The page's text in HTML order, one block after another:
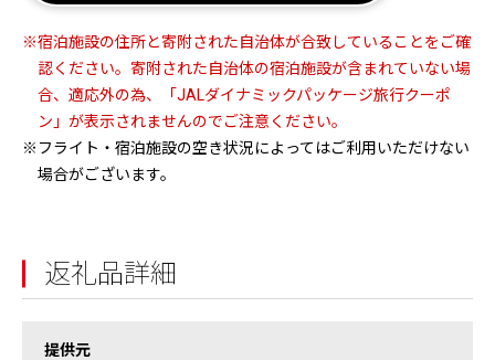
※宿泊施設の住所と寄附された自治体が合致していることをご確
認ください。寄附された自治体の宿泊施設が含まれていない場
合、適応外の為、「JALダイナミックパッケージ旅行クーポ
ン」が表示されませんのでご注意ください。
※フライト・宿泊施設の空き状況によってはご利用いただけない
場合がございます。
返礼品詳細
提供元